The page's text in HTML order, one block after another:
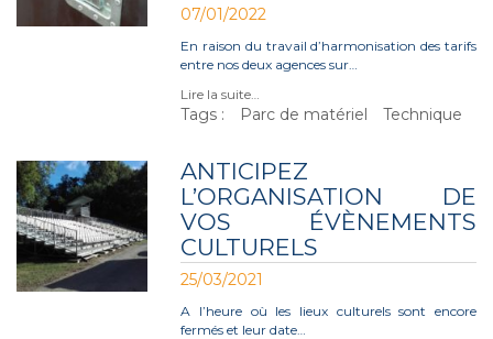
07/01/2022
En raison du travail d’harmonisation des tarifs
entre nos deux agences sur…
Lire la suite…
Tags : Parc de matériel Technique
ANTICIPEZ
L’ORGANISATION DE
VOS ÉVÈNEMENTS
CULTURELS
25/03/2021
A l’heure où les lieux culturels sont encore
fermés et leur date…